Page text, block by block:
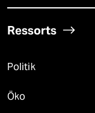
Ressorts
Politik
Öko